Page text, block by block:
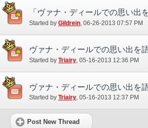
Started by Gildrein ‎, 06-26-2013 07:57 PM
Started by Triairy‎, 05-16-2013 12:36 PM
Started by Triairy‎, 05-16-2013 12:37 PM
Post New Thread